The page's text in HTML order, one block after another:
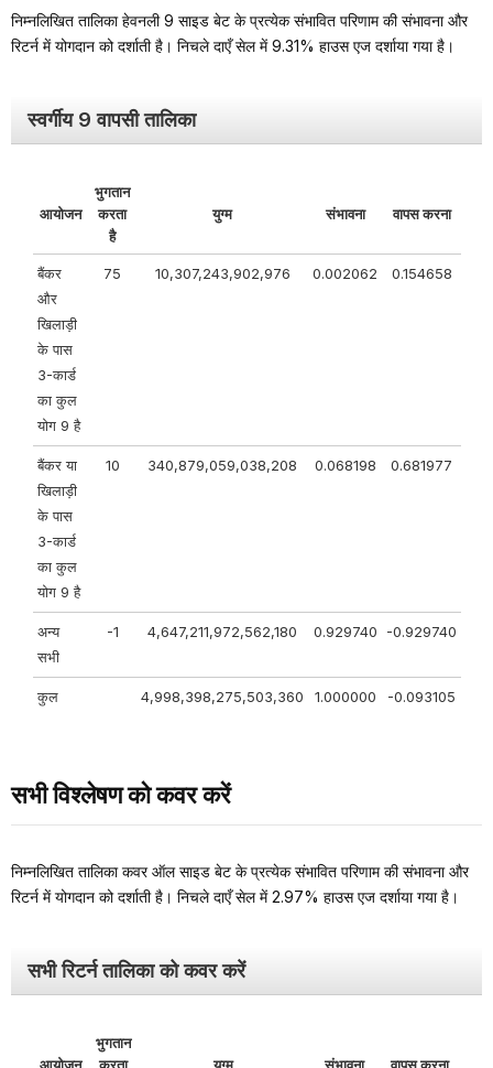
निम्नलिखित तालिका हेवनली 9 साइड बेट के प्रत्येक संभावित परिणाम की संभावना और
रिटर्न में योगदान को दर्शाती है। निचले दाएँ सेल में 9.31% हाउस एज दर्शाया गया है।
स्वर्गीय 9 वापसी तालिका
आयोजन
भुगतान
करता
है
युग्म संभावना वापस करना
बैंकर
और
खिलाड़ी
के पास
3-कार्ड
का कुल
योग 9 है
75 10,307,243,902,976 0.002062 0.154658
बैंकरया
खिलाड़ी
के पास
3-कार्ड
का कुल
योग 9 है
10 340,879,059,038,208 0.068198 0.681977
अन्य
सभी
-1 4,647,211,972,562,180 0.929740 -0.929740
कुल 4,998,398,275,503,360 1.000000 -0.093105
सभी विश्लेषण को कवर करें
निम्नलिखित तालिका कवर ऑल साइड बेट के प्रत्येक संभावित परिणाम की संभावना और
रिटर्न में योगदान को दर्शाती है। निचले दाएँ सेल में 2.97% हाउस एज दर्शाया गया है।
सभी रिटर्न तालिका को कवर करें
भुगतान